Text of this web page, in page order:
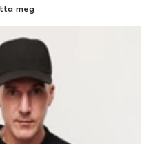
meg